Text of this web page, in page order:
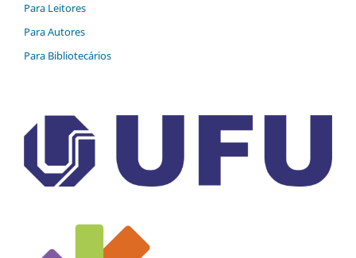
Para Leitores
Para Autores
Para Bibliotecários